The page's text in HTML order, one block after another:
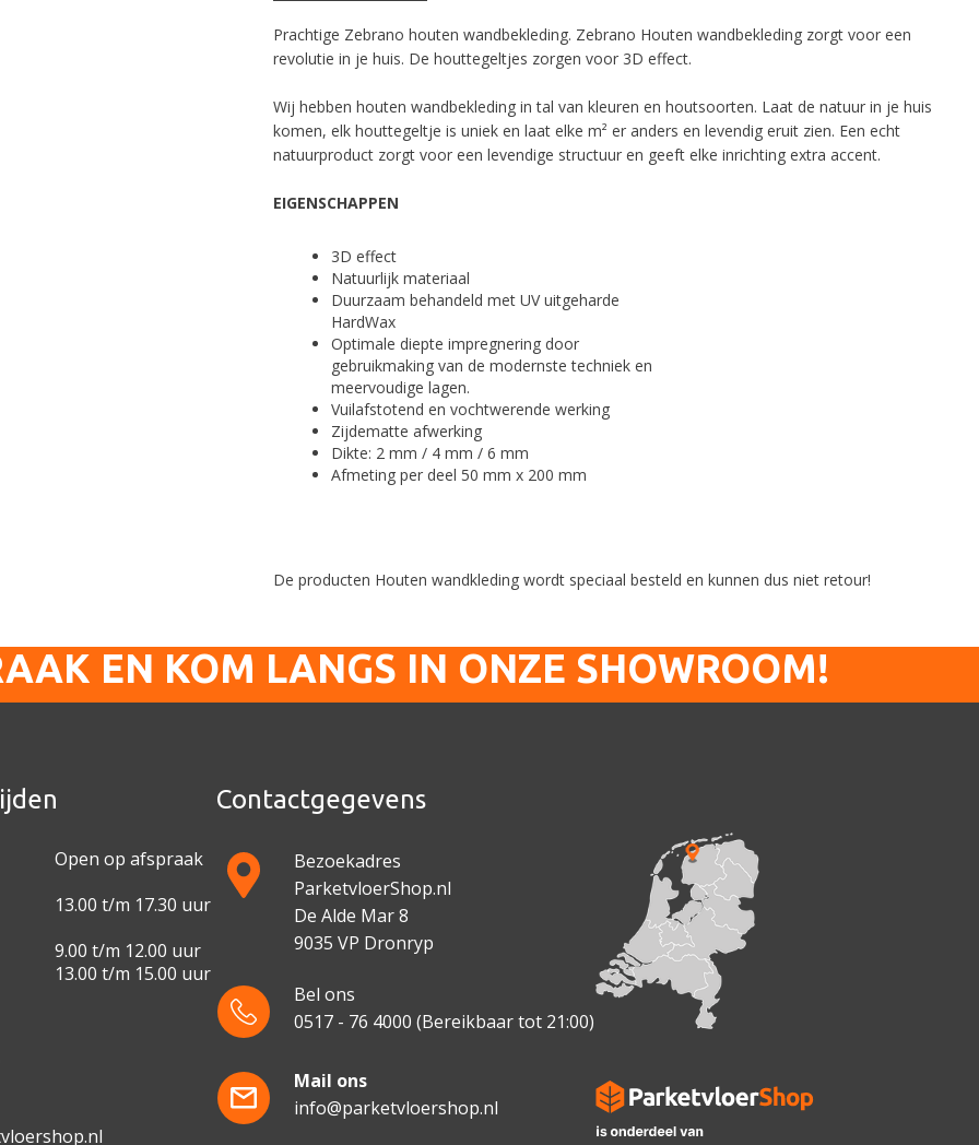
Prachtige Zebrano houten wandbekleding. Zebrano Houten wandbekleding zorgt voor een
revolutie in je huis. De houttegeltjes zorgen voor 3D effect.
Wij hebben houten wandbekleding in tal van kleuren en houtsoorten. Laat de natuur in je huis
komen, elk houttegeltje is uniek en laat elke m² er anders en levendig eruit zien. Een echt
natuurproduct zorgt voor een levendige structuur en geeft elke inrichting extra accent.
EIGENSCHAPPEN
3D effect
Natuurlijk materiaal
Duurzaam behandeld met UV uitgeharde
HardWax
Optimale diepte impregnering door
gebruikmaking van de modernste techniek en
meervoudige lagen.
Vuilafstotend en vochtwerende werking
Zijdematte afwerking
Dikte: 2 mm / 4 mm / 6 mm
Afmeting per deel 50 mm x 200 mm
De producten Houten wandkleding wordt speciaal besteld en kunnen dus niet retour!
EN KOM LANGS IN ONZE SHOWROOM!
Open op afspraak
13.00 t/m 17.30 uur
9.00 t/m 12.00 uur
13.00 t/m 15.00 uur
Contactgegevens
Bezoekadres
ParketvloerShop.nl
De Alde Mar 8
9035 VP Dronryp
Bel ons
0517 - 76 4000 (Bereikbaar tot 21:00)
Mail ons
info@parketvloershop.nl